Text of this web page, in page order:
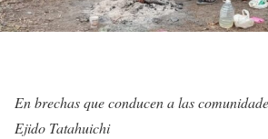
En brechas que conducen a las
Ejido Tatahuichi